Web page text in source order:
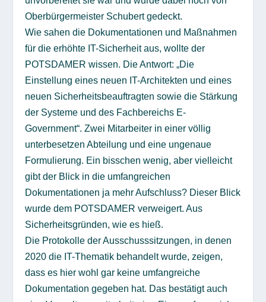
Oberbürgermeister Schubert gedeckt.
Wie sahen die Dokumentationen und Maßnahmen
für die erhöhte IT-Sicherheit aus, wollte der
POTSDAMER wissen. Die Antwort: „Die
Einstellung eines neuen IT-Architekten und eines
neuen Sicherheitsbeauftragten sowie die Stärkung
der Systeme und des Fachbereichs E-
Government“. Zwei Mitarbeiter in einer völlig
unterbesetzen Abteilung und eine ungenaue
Formulierung. Ein bisschen wenig, aber vielleicht
gibt der Blick in die umfangreichen
Dokumentationen ja mehr Aufschluss? Dieser Blick
wurde dem POTSDAMER verweigert. Aus
Sicherheitsgründen, wie es hieß.
Die Protokolle der Ausschusssitzungen, in denen
2020 die IT-Thematik behandelt wurde, zeigen,
dass es hier wohl gar keine umfangreiche
Dokumentation gegeben hat. Das bestätigt auch